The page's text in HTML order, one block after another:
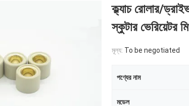
ক্ল্যাচ রোলার/
স্কুটার ভেরিয়েটর
মূল্য: To be negotiated
পণ্যের নাম
মডেল